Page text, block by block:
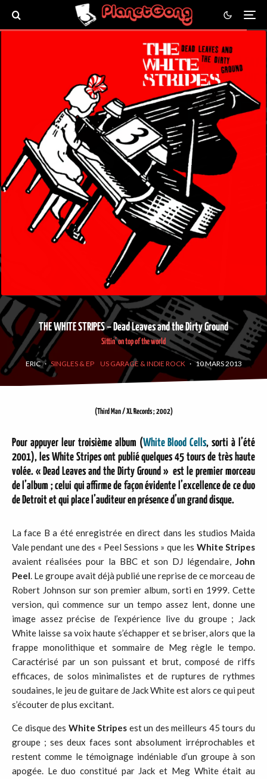
THE WHITE STRIPES – Dead Leaves and the Dirty Ground
Sittin’ on top of the world
ERIC · SINGLES & EP US GARAGE & INDIE ROCK · 10 MARS 2013
(Third Man / XL Records ; 2002)
Pour appuyer leur troisième album (White Blood Cells, sorti à l’été
2001), les White Stripesont publié quelques 45 tours de très haute
volée. « Dead Leaves and the Dirty Ground » est le premier morceau
de l’album ; celui qui affirme de façon évidente l’excellence de ce duo
de Detroit et qui place l’auditeur en présence d’un grand disque.
La face B a été enregistrée en direct dans les studios Maida
Vale pendant une des « Peel Sessions » que les White Stripes
avaient réalisées pour la BBC et son DJ légendaire, John
Peel. Le groupe avait déjà publié une reprise de ce morceau de
Robert Johnson sur son premier album, sorti en 1999. Cette
version, qui commence sur un tempo assez lent, donne une
image assez précise de l’expérience live du groupe ; Jack
White laisse sa voix haute s’échapper et se briser, alors que la
frappe monolithique et sommaire de Meg règle le tempo.
Caractérisé par un son puissant et brut, composé de riffs
efficaces, de solos minimalistes et de ruptures de rythmes
soudaines, le jeu de guitare de Jack White est alors ce qui peut
s’écouter de plus excitant.
Ce disque des White Stripes est un des meilleurs 45 tours du
groupe ; ses deux faces sont absolument irréprochables et
restent comme le témoignage indéniable d’un groupe à son
apogée. Le duo constitué par Jack et Meg White était au